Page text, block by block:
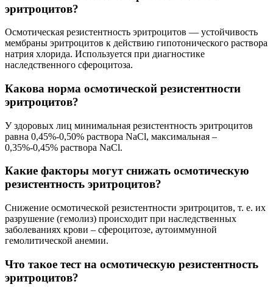
эритроцитов?
Осмотическая резистентность эритроцитов — устойчивость
мембраны эритроцитов к действию гипотонического раствора
натрия хлорида. Используется при диагностике
наследственного сфероцитоза.
Какова норма осмотической резистентности
эритроцитов?
У здоровых лиц минимальная резистентность эритроцитов
равна 0,45%-0,50% раствора NaCl, максимальная –
0,35%-0,45% раствора NaCl.
Какие факторы могут снижать осмотическую
резистентность эритроцитов?
Снижение осмотической резистентности эритроцитов, т. е. их
разрушение (гемолиз) происходит при наследственных
заболеваниях крови – сфероцитозе, аутоиммунной
гемолитической анемии.
Что такое тест на осмотическую резистентность
эритроцитов?